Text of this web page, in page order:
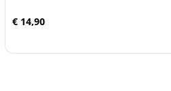
€ 14,90